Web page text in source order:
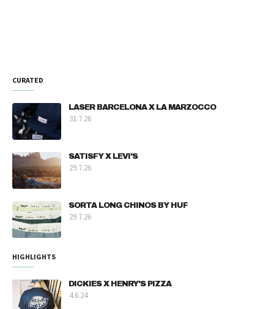
CURATED
LASER BARCELONA X LA MARZOCCO
31.7.26
SATISFY X LEVI'S
29.7.26
SORTA LONG CHINOS BY HUF
29.7.26
HIGHLIGHTS
DICKIES X HENRY'S PIZZA
4.6.24